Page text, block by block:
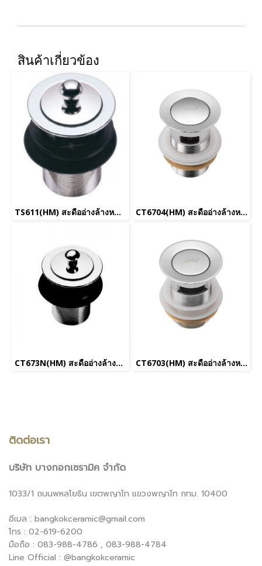
สินค้าเกี่ยวข้อง
TS611(HM) สะดืออ่างล้างหน้าชนิดดีงล๊อค (ยกเลิกการขาย) CT6704(HM) สะดืออ่างล้างหน้าสเตนเลสแบบกด (มีรูน้ำล้น)
CT673N(HM) สะดืออ่างล้างหน้าแบบดึงล็อค (ไม่มีรูน้ำล้น) (ยกเลิกการขาย) CT6703(HM) สะดืออ่างล้างหน้าแบบพลิก (มีรูน้ำล้น)
ติดต่อเรา
บริษัท บางกอกเซรามิค จำกัด
1033/1 ถนนพหลโยธิน เขตพญาไท แขวงพญาไท กทม. 10400
อีเมล : bangkokceramic@gmail.com
โทร : 02-619-6200
มือถือ : 083-988-4786 , 083-988-4784
Line Official : @bangkokceramic